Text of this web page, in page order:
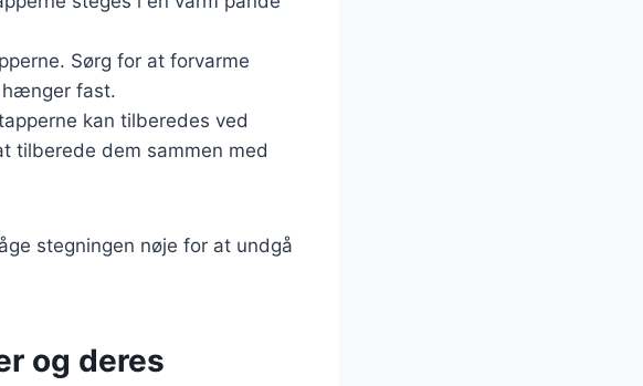
Sørg for at forvarme
hænger fast.
kan tilberedes ved
tilberede dem sammen med
stegningen nøje for at undgå
og deres